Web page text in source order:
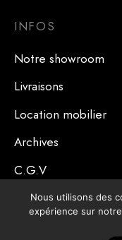
INFOS
Notre showroom
Livraisons
Location mobilier
Archives
C.G.V
NOUS
Nous utilisons des
expérience sur